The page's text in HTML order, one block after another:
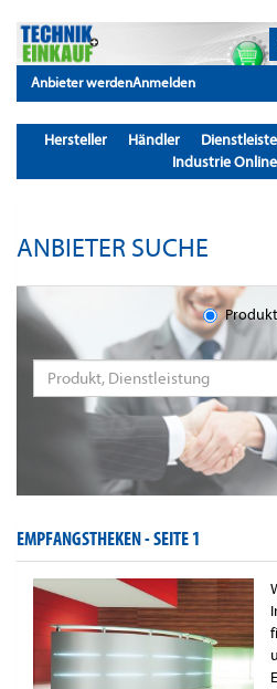
Anbieter werdenAnmelden
Hersteller Händler
Industrie
ANBIETER SUCHE
EMPFANGSTHEKEN -SEITE 1